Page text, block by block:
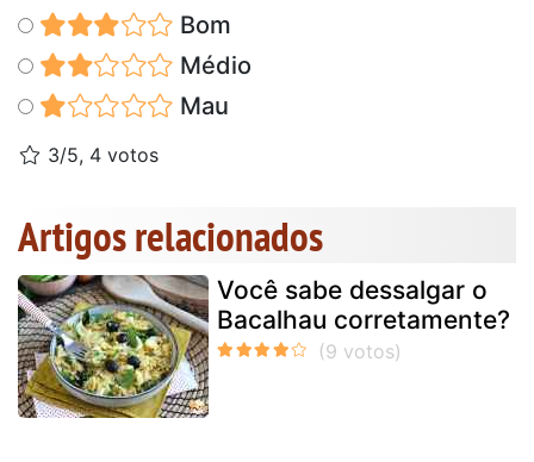
Bom
Médio
Mau
3/5, 4 votos
Artigos relacionados
Você sabe dessalgar o
Bacalhau corretamente?